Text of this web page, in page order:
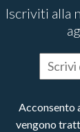
Iscriviti alla
Acconsento
vengono